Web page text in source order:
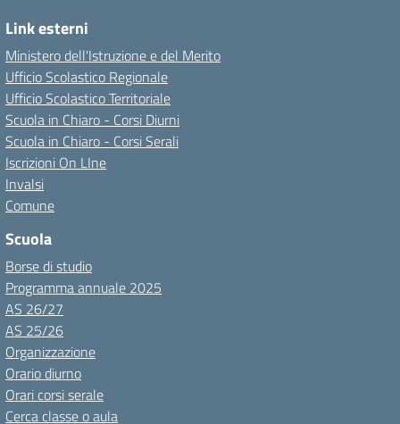
Link esterni
Ministero dell'Istruzione e del Merito
Ufficio Scolastico Regionale
Ufficio Scolastico Territoriale
Scuola in Chiaro - Corsi Diurni
Scuola in Chiaro - Corsi Serali
Iscrizioni On LIne
Invalsi
Comune
Scuola
Borse di studio
Programma annuale 2025
AS 26/27
AS 25/26
Organizzazione
Orario diurno
Orari corsi serale
Cerca classe o aula